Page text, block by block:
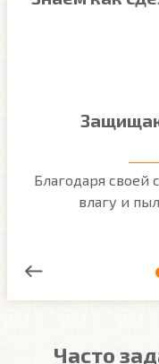
Благодаря
влагу и
Часто